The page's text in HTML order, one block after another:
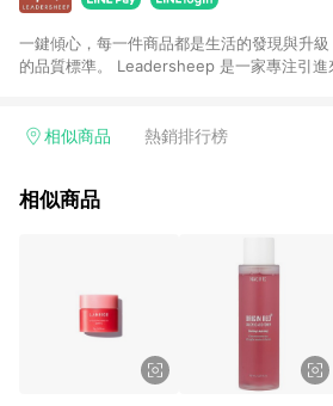
一鍵傾心，每一件商品都是生活的發現與升
的品質標準。 Leadersheep 是一家專注引進
品、美妝保養到洗沐用品等品類，讓簡單、有
天然美好！
相似商品 熱銷排行榜
相似商品